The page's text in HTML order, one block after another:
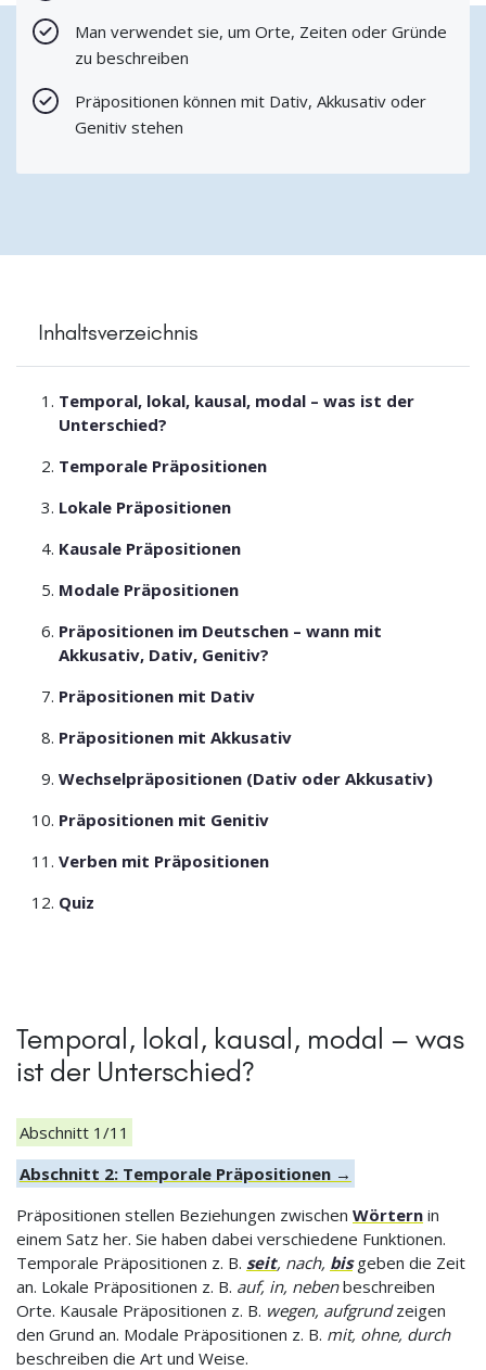
Man verwendet sie, um Orte, Zeiten oder Gründe
zu beschreiben
Präpositionen können mit Dativ, Akkusativ oder
Genitiv stehen
Inhaltsverzeichnis
Temporal, lokal, kausal, modal – was ist der
Unterschied?
Temporale Präpositionen
Lokale Präpositionen
Kausale Präpositionen
Modale Präpositionen
Präpositionen im Deutschen – wann mit
Akkusativ, Dativ, Genitiv?
Präpositionen mit Dativ
Präpositionen mit Akkusativ
Wechselpräpositionen (Dativ oder Akkusativ)
Präpositionen mit Genitiv
Verben mit Präpositionen
Quiz
Temporal, lokal, kausal, modal – was
ist der Unterschied?
Abschnitt 1/11
Abschnitt 2: Temporale Präpositionen →
Präpositionen stellen Beziehungen zwischen Wörtern in
einem Satz her. Sie haben dabei verschiedene Funktionen.
Temporale Präpositionen z. B. seit, nach, bis geben die Zeit
an. Lokale Präpositionen z. B. auf, in, nebenbeschreiben
Orte. Kausale Präpositionen z. B. wegen, aufgrundzeigen
den Grund an. Modale Präpositionen z. B. mit, ohne, durch
beschreiben die Art und Weise.